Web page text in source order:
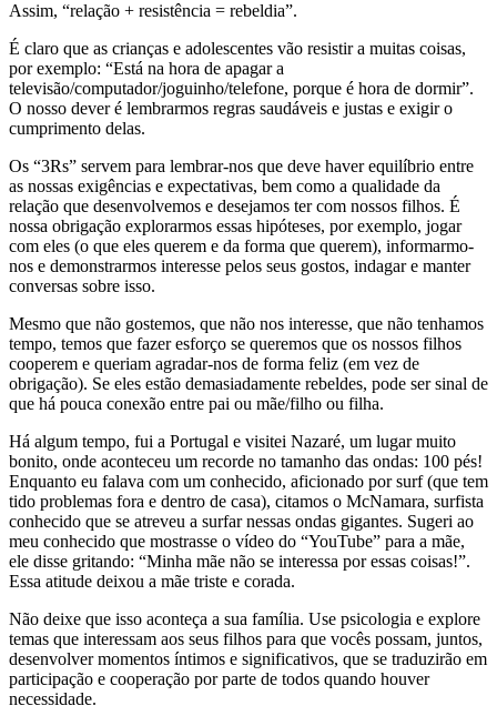
Assim, “relação + resistência = rebeldia”.
É claro que as crianças e adolescentes vão resistir a muitas coisas,
por exemplo: “Está na hora de apagar a
televisão/computador/joguinho/telefone, porque é hora de dormir”.
O nosso dever é lembrarmos regras saudáveis e justas e exigir o
cumprimento delas.
Os “3Rs” servem para lembrar-nos que deve haver equilíbrio entre
as nossas exigências e expectativas, bem como a qualidade da
relação que desenvolvemos e desejamos ter com nossos filhos. É
nossa obrigação explorarmos essas hipóteses, por exemplo, jogar
com eles (o que eles querem e da forma que querem), informarmo-
nos e demonstrarmos interesse pelos seus gostos, indagar e manter
conversas sobre isso.
Mesmo que não gostemos, que não nos interesse, que não tenhamos
tempo, temos que fazer esforço se queremos que os nossos filhos
cooperem e queriam agradar-nos de forma feliz (em vez de
obrigação). Se eles estão demasiadamente rebeldes, pode ser sinal de
que há pouca conexão entre pai ou mãe/filho ou filha.
Há algum tempo, fui a Portugal e visitei Nazaré, um lugar muito
bonito, onde aconteceu um recorde no tamanho das ondas: 100 pés!
Enquanto eu falava com um conhecido, aficionado por surf (que tem
tido problemas fora e dentro de casa), citamos o McNamara, surfista
conhecido que se atreveu a surfar nessas ondas gigantes. Sugeri ao
meu conhecido que mostrasse o vídeo do “YouTube” para a mãe,
ele disse gritando: “Minha mãe não se interessa por essas coisas!”.
Essa atitude deixou a mãe triste e corada.
Não deixe que isso aconteça a sua família. Use psicologia e explore
temas que interessam aos seus filhos para que vocês possam, juntos,
desenvolver momentos íntimos e significativos, que se traduzirão em
participação e cooperação por parte de todos quando houver
necessidade.